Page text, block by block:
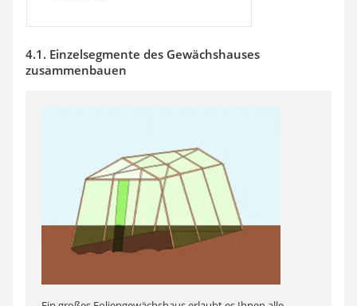
4.1. Einzelsegmente des Gewächshauses
zusammenbauen